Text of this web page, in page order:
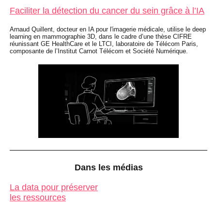
Faciliter la détection du cancer du sein grâce à l’IA
Arnaud Quillent, docteur en IA pour l'imagerie médicale, utilise le deep
learning en mammographie 3D, dans le cadre d’une thèse CIFRE
réunissant GE HealthCare et le LTCI, laboratoire de Télécom Paris,
composante de l’Institut Carnot Télécom et Société Numérique.
Dans les médias
La data pour préserver
les ressources